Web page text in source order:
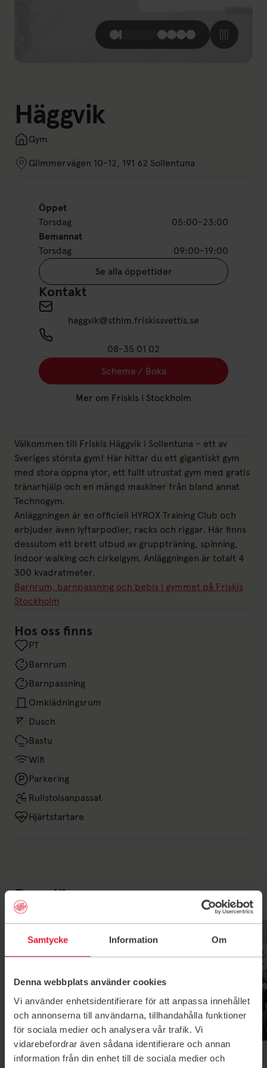
Samtycke Information Om
Denna webbplats använder cookies
Vi använder enhetsidentifierare för att anpassa innehållet
och annonserna till användarna, tillhandahålla funktioner
för sociala medier och analysera vår trafik. Vi
vidarebefordrar även sådana identifierare och annan
information från din enhet till de sociala medier och
Häggvik
Gym
Glimmervägen 10-12, 191 62 Sollentuna
Öppet
Torsdag
05:00-23:00
Bemannat
Torsdag
09:00-19:00
Se alla öppettider
Kontakt
haggvik@sthlm.friskissvettis.se
08-35 01 02
Schema / Boka
Mer om Friskis i Stockholm
Välkommen till Friskis Häggvik i Sollentuna – ett av
Sveriges största gym! Här hittar du ett gigantiskt gym
med stora öppna ytor, ett fullt utrustat gym med gratis
tränarhjälp och en mängd maskiner från bland annat
Technogym.
Anläggningen är en officiell HYROX Training Club och
erbjuder även lyftarpodier, racks och riggar. Här finns
dessutom ett brett utbud av gruppträning, spinning,
Indoor walking och cirkelgym. Anläggningen är totalt 4
300 kvadratmeter.
Barnrum, barnpassning och bebis i gymmet på Friskis
Stockholm
Hos oss finns
PT
Barnrum
Barnpassning
Omklädningsrum
Dusch
Bastu
Wifi
Parkering
Rullstolsanpassat
Hjärtstartare
Populära pass
Link till: Alla Friskis pass
Alla Friskis pass
Power HIT
Power HIT
Power HIT
Jympa
Jympa
Jympa